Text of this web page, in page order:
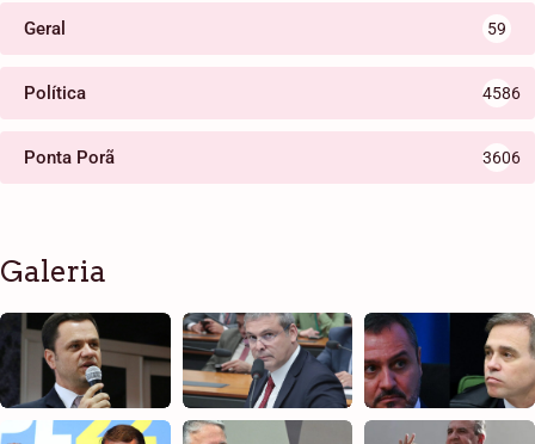
Geral 59
Política 4586
Ponta Porã 3606
Galeria